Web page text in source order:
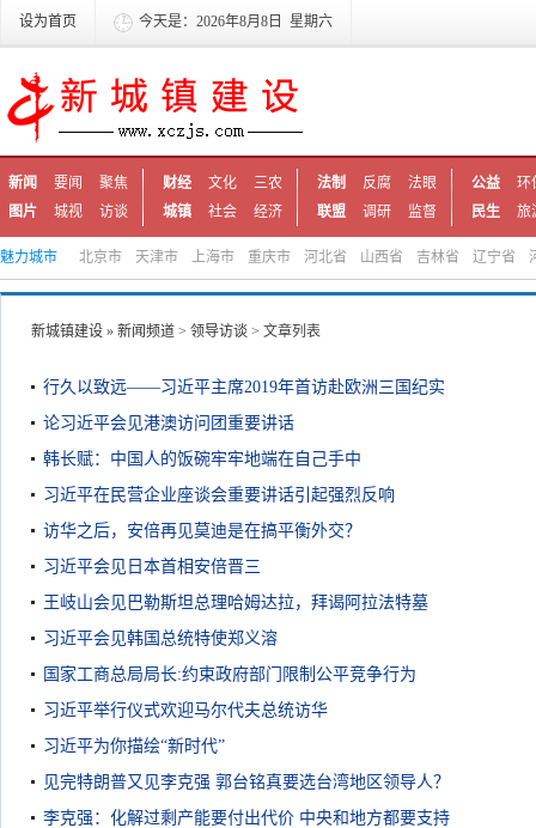
设为首页 今天是：2026年8月8日 星期六
新闻 要闻
聚焦
图片
城视 访谈
财经 文化
三农
城镇
社会 经济
法制 反腐
法眼
联盟
调研 监督
公益
环
民生
旅
魅力城市 北京市 天津市 上海市 重庆市 河北省 山西省 吉林省 辽宁省
新城镇建设 » 新闻频道 > 领导访谈 > 文章列表
行久以致远——习近平主席2019年首访赴欧洲三国纪实
论习近平会见港澳访问团重要讲话
韩长赋：中国人的饭碗牢牢地端在自己手中
习近平在民营企业座谈会重要讲话引起强烈反响
访华之后，安倍再见莫迪是在搞平衡外交？
习近平会见日本首相安倍晋三
王岐山会见巴勒斯坦总理哈姆达拉，拜谒阿拉法特墓
习近平会见韩国总统特使郑义溶
国家工商总局局长:约束政府部门限制公平竞争行为
习近平举行仪式欢迎马尔代夫总统访华
习近平为你描绘“新时代”
见完特朗普又见李克强 郭台铭真要选台湾地区领导人？
李克强：化解过剩产能要付出代价 中央和地方都要支持